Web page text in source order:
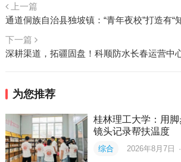
上一篇
通道侗族自治县独坡镇：“青年夜校”打造有“
下一篇
深耕渠道，拓疆固盘！科顺防水长春运营中
为您推荐
桂林理工大学：用
镜头记录帮扶温度
综合 2026年8月7日 ·